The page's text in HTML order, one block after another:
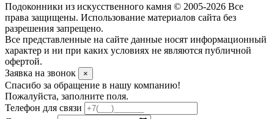
Подоконники из искусственного камня © 2005-2026 Все
права защищены. Использование материалов сайта без
разрешения запрещено.
Все представленные на сайте данные носят информационный
характер и ни при каких условиях не являются публичной
офертой.
Заявка на звонок
×
Спасибо за обращение в нашу компанию!
Пожалуйста, заполните поля.
Телефон для связи